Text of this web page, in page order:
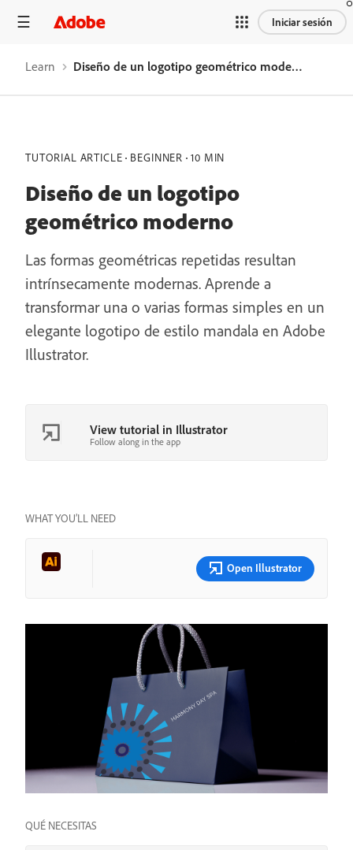
Iniciar sesión
Learn Diseño de un logotipo geométrico moderno
TUTORIAL ARTICLE BEGINNER 10 MIN
Diseño de un logotipo
geométrico moderno
Las formas geométricas repetidas resultan
intrínsecamente modernas. Aprende a
transformar una o varias formas simples en un
elegante logotipo de estilo mandala en Adobe
Illustrator.
View tutorial in Illustrator
Follow along in the app
WHAT YOU’LL NEED
Open Illustrator
QUÉ NECESITAS